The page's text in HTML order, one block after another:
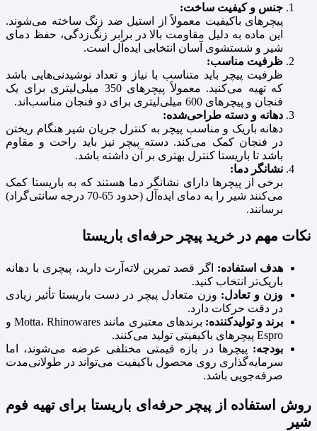
جنس و کیفیت ساخت:
پیچرهای باکیفیت معمولاً از استیل ضد زنگ ساخته می‌شوند.
این ماده به دلیل مقاومت بالا در برابر زنگ‌زدگی، حفظ دمای
شیر و شستشوی آسان انتخابی ایده‌آل است.
ظرفیت مناسب:
ظرفیت پیچر باید متناسب با نیاز و تعداد نوشیدنی‌هایی باشد
که تهیه می‌کنید. معمولاً پیچرهای 350 میلی‌لیتری برای یک
فنجان و پیچرهای 600 میلی‌لیتری برای دو فنجان مناسب‌اند.
دهانه و دسته طراحی‌شده:
دهانه باریک و مناسب پیچر به کنترل جریان شیر هنگام ریختن
در فنجان کمک می‌کند. دسته پیچر نیز باید راحت و مقاوم
باشد تا باریستا کنترل بهتری بر آن داشته باشد.
نشانگر دما:
برخی از پیچرها دارای نشانگر دما هستند که به باریستا کمک
می‌کنند شیر را به دمای ایده‌آل (حدود 65-70 درجه سانتی‌گراد)
برسانند.
نکات مهم در خرید پیچر حرفه‌ای باریستا
هدف استفاده: اگر قصد تمرین لاته‌آرت دارید، پیچری با دهانه
باریک‌تر انتخاب کنید.
وزن و تعادل: وزن متعادل پیچر در دست باریستا تأثیر زیادی
در دقت حرکات دارد.
برند و تولیدکننده:
برندهای معتبری مانند Motta، Rhinowares و
Espro پیچرهای باکیفیتی تولید می‌کنند.
بودجه: پیچرها در بازه قیمتی مختلفی عرضه می‌شوند، اما
سرمایه‌گذاری روی محصول باکیفیت می‌تواند در طولانی‌مدت
صرفه‌جویی باشد.
روش استفاده از پیچر حرفه‌ای باریستا برای تهیه فوم
شیر